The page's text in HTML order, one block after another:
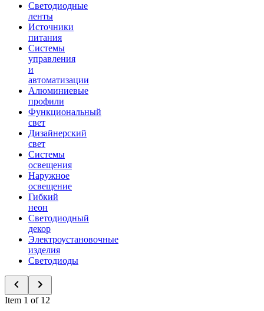
Светодиодные
ленты
Источники
питания
Системы
управления
и
автоматизации
Алюминиевые
профили
Функциональный
свет
Дизайнерский
свет
Системы
освещения
Наружное
освещение
Гибкий
неон
Светодиодный
декор
Электроустановочные
изделия
Светодиоды
Item 1 of 12